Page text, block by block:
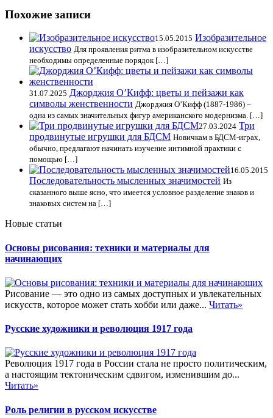
Похожие записи
15.05.2015 Изобразительное
искусство Для проявления ритма в изобразительном искусстве
необходимы определенные порядок […]
31.07.2025 Джорджия О’Кифф: цветы и пейзажи как
символы женственности Джорджия О’Кифф (1887-1986) –
одна из самых значительных фигур американского модернизма. […]
27.03.2024 Три
продвинутые игрушки для БДСМ Новичкам в БДСМ-играх,
обычно, предлагают начинать изучение интимной практики с
помощью […]
16.05.2015
Последовательность мысленных значимостей Из
сказанного выше ясно, что имеется условное разделение знаков и
знаковых систем на […]
Новые статьи
Основы рисования: техники и материалы для
начинающих
Рисование — это одно из самых доступных и увлекательных
искусств, которое может стать хобби или даже... Читать»
Русские художники и революция 1917 года
Революция 1917 года в России стала не просто политическим,
а настоящим тектоническим сдвигом, изменившим до...
Читать»
Роль религии в русском искусстве